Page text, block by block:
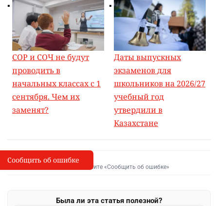
СОР и СОЧ не будут
проводить в
начальных классах с 1
сентября. Чем их
заменят?
Даты выпускных
экзаменов для
школьников на 2026/27
учебный год
утвердили в
Казахстане
I
Сообщить об опечатке
Выделите фрагмент и нажмите «Сообщить об ошибке»
Была ли эта статья полезной?
Сообщить об ошибке